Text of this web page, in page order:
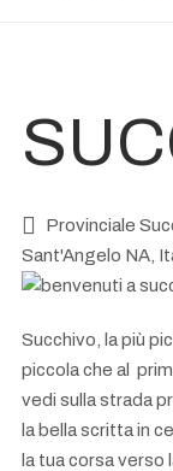
Provinciale
Sant'Angelo NA,
Succhivo, la più
piccola che al
vedi sulla strada
la bella scritta in
la tua corsa verso